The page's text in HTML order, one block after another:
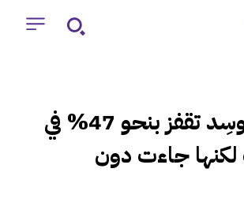
‏تسليمات لوسِد تقفز بنحو 47% في
لكنها جاءت دون